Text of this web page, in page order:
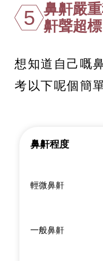
5 鼻鼾嚴
鼾聲超
想知道自己嘅
考以下呢個簡
鼻鼾程度
輕微鼻鼾
一般鼻鼾